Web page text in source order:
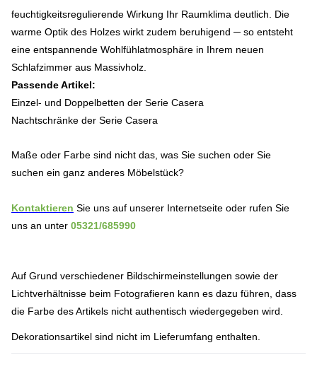
feuchtigkeitsregulierende Wirkung Ihr Raumklima deutlich. Die
warme Optik des Holzes wirkt zudem beruhigend ─ so entsteht
eine entspannende Wohlfühlatmosphäre in Ihrem neuen
Schlafzimmer aus Massivholz.
Passende Artikel:
Einzel- und Doppelbetten der Serie Casera
Nachtschränke der Serie Casera
Maße oder Farbe sind nicht das, was Sie suchen oder Sie
suchen ein ganz anderes Möbelstück?
Kontaktieren Sie uns auf unserer Internetseite oder rufen Sie
uns an unter 05321/685990
Auf Grund verschiedener Bildschirmeinstellungen sowie der
Lichtverhältnisse beim Fotografieren kann es dazu führen, dass
die Farbe des Artikels nicht authentisch wiedergegeben wird.
Dekorationsartikel sind nicht im Lieferumfang enthalten.